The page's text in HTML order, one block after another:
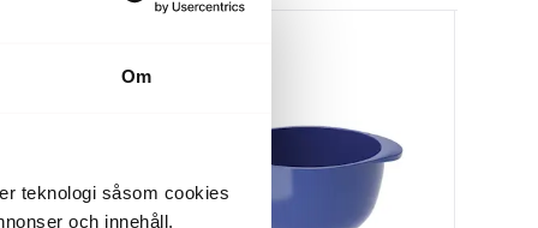
Om
teknologi såsom cookies
och innehåll,